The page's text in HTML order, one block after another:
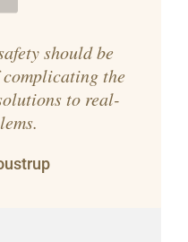
should be
the
to real-